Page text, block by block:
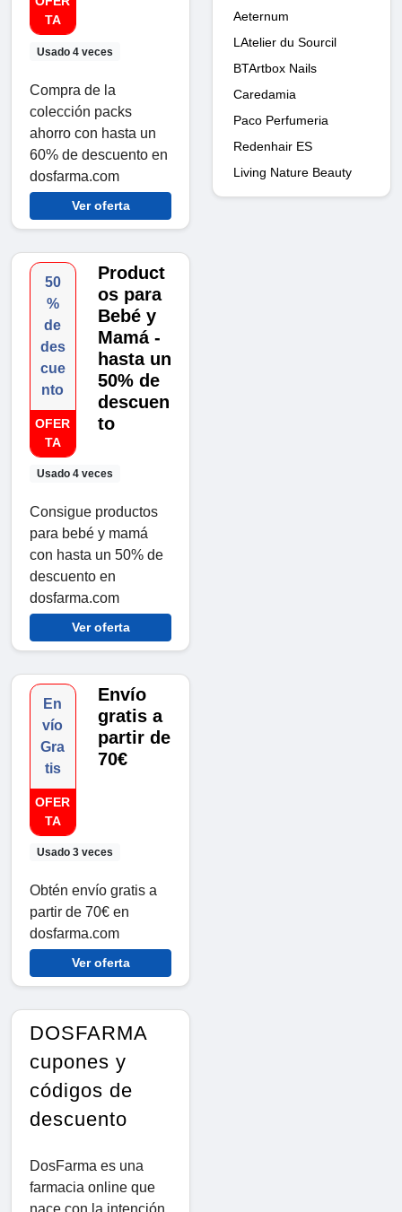
TA
Usado 4 veces
Compra de la
colección packs
ahorro con hasta un
60% de descuento en
dosfarma.com
Ver oferta
50
%
de
des
cue
nto
OFER
TA
Usado 4 veces
Product
os para
Bebé y
Mamá -
hasta un
50% de
descuen
to
Consigue productos
para bebé y mamá
con hasta un 50% de
descuento en
dosfarma.com
Ver oferta
En
vío
Gra
tis
OFER
TA
Usado 3 veces
Envío
gratis a
partir de
70€
Obtén envío gratis a
partir de 70€ en
dosfarma.com
Ver oferta
DOSFARMA
cupones y
códigos de
descuento
DosFarma es una
farmacia online que
nace con la intención
Aeternum
LAtelier du Sourcil
BTArtbox Nails
Caredamia
Paco Perfumeria
Redenhair ES
Living Nature Beauty